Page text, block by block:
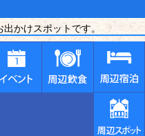
かけスポットです。